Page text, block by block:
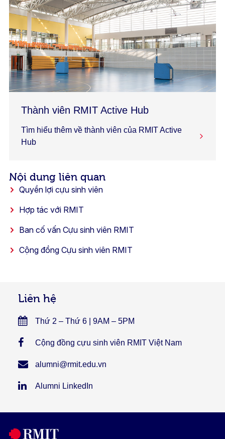
Thành viên RMIT Active Hub
Tìm hiểu thêm về thành viên của RMIT Active
Hub
Nội dung liên quan
Quyền lợi cựu sinh viên
Hợp tác với RMIT
Ban cố vấn Cựu sinh viên RMIT
Cộng đồng Cựu sinh viên RMIT
Liên hệ
Thứ 2 – Thứ 6 | 9AM – 5PM
Cộng đồng cựu sinh viên RMIT Việt Nam
alumni@rmit.edu.vn
Alumni LinkedIn